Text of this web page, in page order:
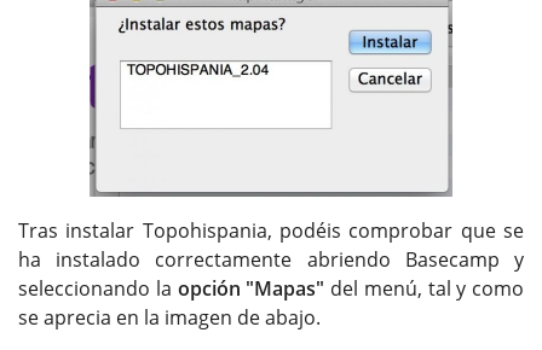
Tras instalar Topohispania, podéis comprobar que se
ha instalado correctamente abriendo Basecamp y
seleccionando la opción "Mapas" del menú, tal y como
se aprecia en la imagen de abajo.